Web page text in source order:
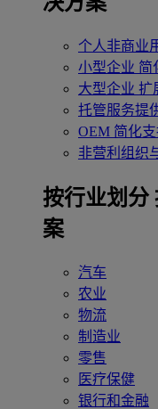
个人非商业
小型企业 简
大型企业 扩
托管服务提
OEM 简化
非营利组织
‌按行业划分
案
汽车
农业
物流
制造业
零售
医疗保健
银行和金融